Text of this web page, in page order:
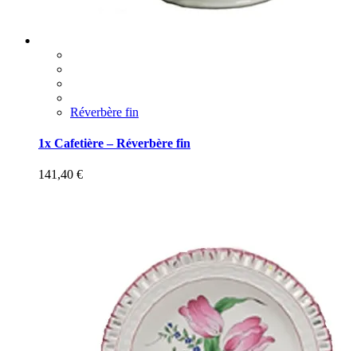
Réverbère fin
1x Cafetière – Réverbère fin
141,40 €